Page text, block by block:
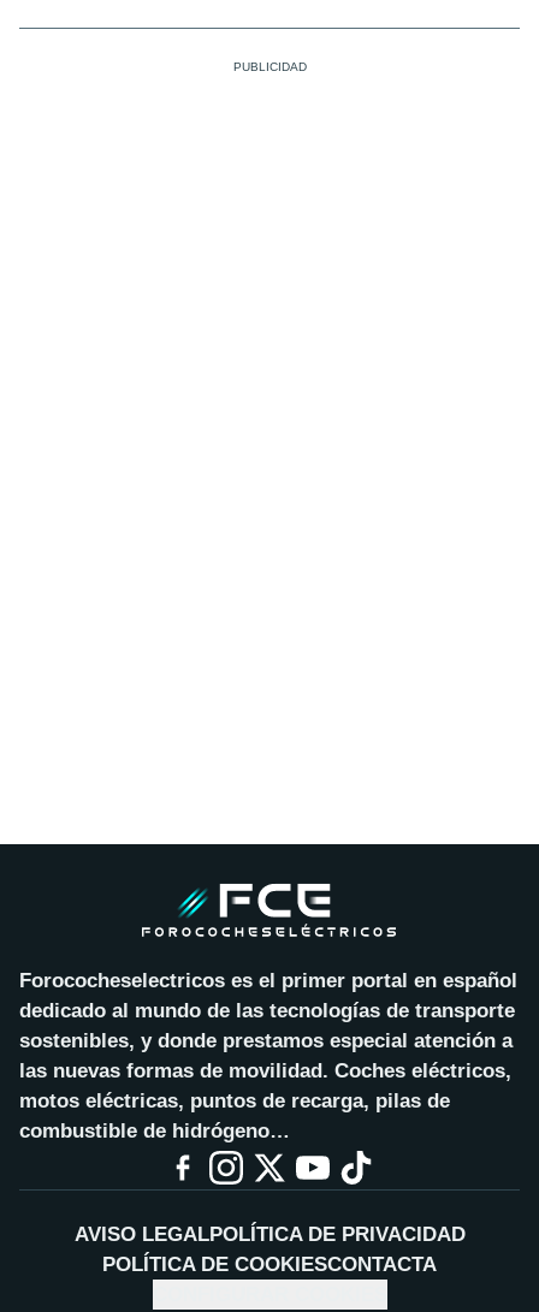
Forococheselectricos es el primer portal en español
dedicado al mundo de las tecnologías de transporte
sostenibles, y donde prestamos especial atención a
las nuevas formas de movilidad. Coches eléctricos,
motos eléctricas, puntos de recarga, pilas de
combustible de hidrógeno…
AVISO LEGALPOLÍTICA DE PRIVACIDAD
POLÍTICA DE COOKIESCONTACTA